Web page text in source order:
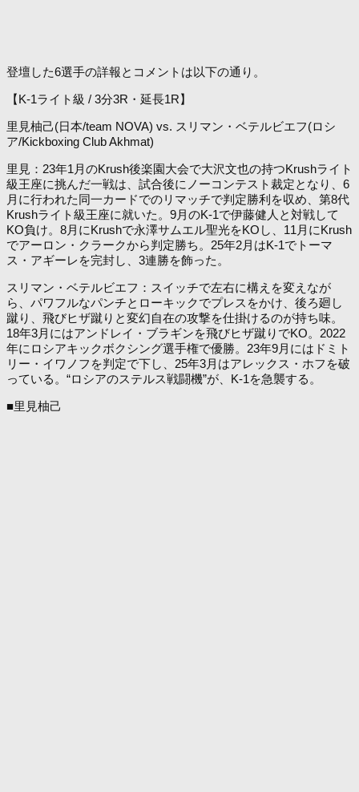
登壇した6選手の詳報とコメントは以下の通り。
【K-1ライト級 / 3分3R・延長1R】
里見柚己(日本/team NOVA) vs. スリマン・ベテルビエフ(ロシ
ア/Kickboxing Club Akhmat)
里見：23年1月のKrush後楽園大会で大沢文也の持つKrushライト
級王座に挑んだ一戦は、試合後にノーコンテスト裁定となり、6
月に行われた同一カードでのリマッチで判定勝利を収め、第8代
Krushライト級王座に就いた。9月のK-1で伊藤健人と対戦して
KO負け。8月にKrushで永澤サムエル聖光をKOし、11月にKrush
でアーロン・クラークから判定勝ち。25年2月はK-1でトーマ
ス・アギーレを完封し、3連勝を飾った。
スリマン・ベテルビエフ：スイッチで左右に構えを変えなが
ら、パワフルなパンチとローキックでプレスをかけ、後ろ廻し
蹴り、飛びヒザ蹴りと変幻自在の攻撃を仕掛けるのが持ち味。
18年3月にはアンドレイ・ブラギンを飛びヒザ蹴りでKO。2022
年にロシアキックボクシング選手権で優勝。23年9月にはドミト
リー・イワノフを判定で下し、25年3月はアレックス・ホフを破
っている。“ロシアのステルス戦闘機”が、K-1を急襲する。
■里見柚己